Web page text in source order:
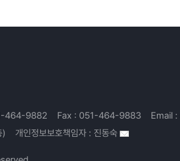
464-9882 Fax : 051-464-9883 Email :
)
개인정보보호책임자 : 진동숙